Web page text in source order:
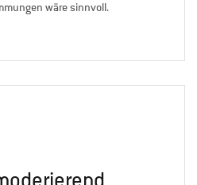
wäre sinnvoll.